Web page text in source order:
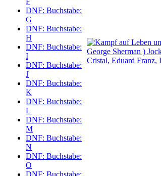
DNF: Buchstabe:
G
DNF: Buchstabe:
H
DNF: Buchstabe:
I
DNF: Buchstabe:
J
DNF: Buchstabe:
K
DNF: Buchstabe:
L
DNF: Buchstabe:
M
DNF: Buchstabe:
N
DNF: Buchstabe:
O
DNF: Buchstabe: